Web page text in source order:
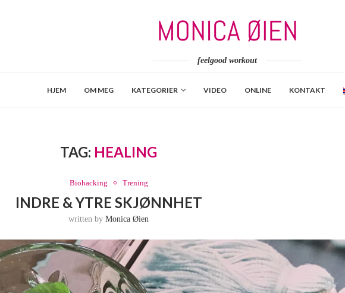
feelgood workout
HJEM OM MEG KATEGORIER VIDEO ONLINE KONTAKT
TAG: HEALING
Biohacking Trening
INDRE & YTRE SKJØNNHET
written byMonica Øien